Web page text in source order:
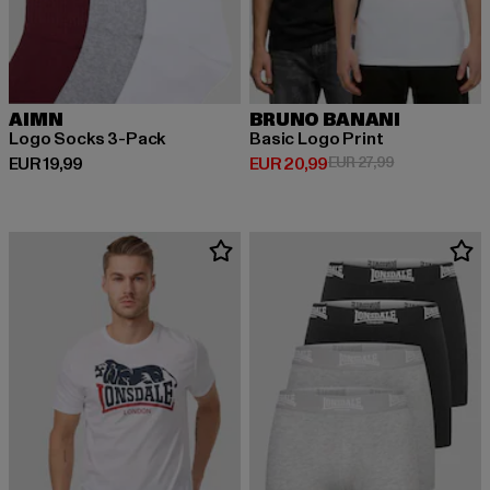
AIMN
Logo Socks 3-Pack
EUR 19,99
Huidige prijs: EUR 19,99
BRUNO BANANI
Basic Logo Print
EUR 20,99
Huidige prijs: EUR 20,99
EUR 27,99Actieprijs: